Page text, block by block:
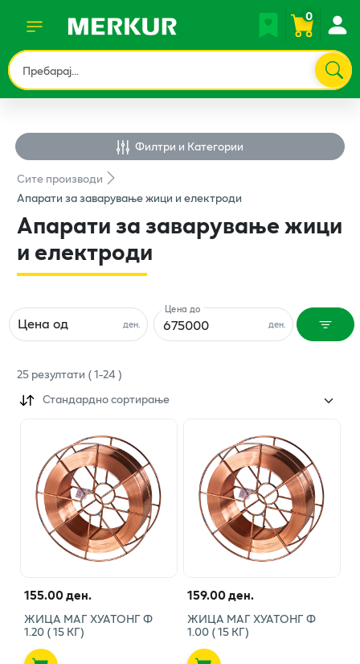
0
Филтри и Категории
Ситепроизводи
Апарати за заварување жици и електроди
Апарати за заварување жици
и електроди
ден.
Цена од ден.
Цена до
25резултати (1-24)
Стандардно сортирање
155.00 ден.
ЖИЦА МАГ ХУАТОНГ Ф
1.20 ( 15 КГ)
159.00 ден.
ЖИЦА МАГ ХУАТОНГ Ф
1.00 ( 15 КГ)